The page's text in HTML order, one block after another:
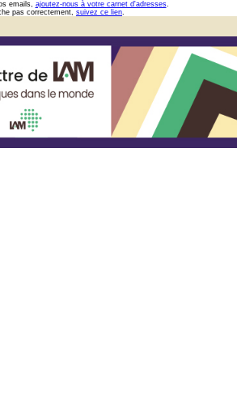
emails, ajoutez-nous à votre carnet d'adresses.
pas correctement, suivez ce lien.